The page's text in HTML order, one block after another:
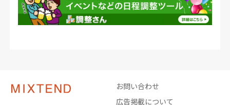
お問い合わせ
広告掲載について